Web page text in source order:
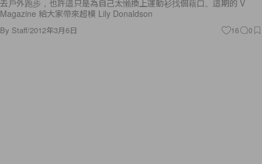
去戶外跑步，也許這只是為自己太懶換上運動衫找個藉口。這期的 V
Magazine 給大家帶來超模 Lily Donaldson
By Staff/2012年3月6日 16 0